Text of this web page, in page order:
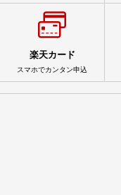
楽天カード
スマホでカンタン申込